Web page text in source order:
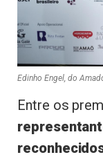
Edinho Engel, do
Entre os